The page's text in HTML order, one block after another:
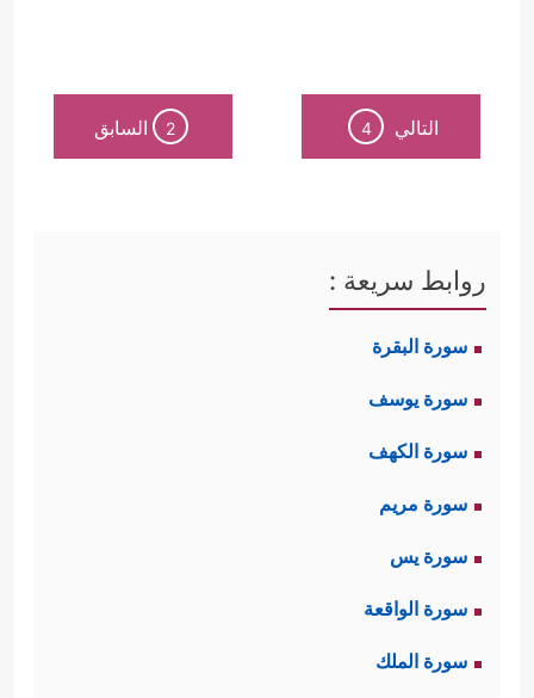
التالي 4
2 السابق
روابط سريعة :
سورة البقرة
سورة يوسف
سورة الكهف
سورة مريم
سورة يس
سورة الواقعة
سورة الملك